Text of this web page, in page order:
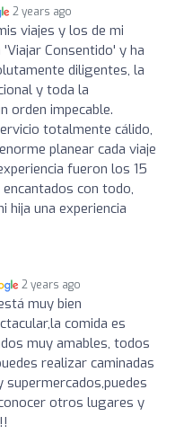
2 years ago
viajes y los de mi
Consentido' y ha
diligentes, la
y toda la
orden impecable.
totalmente cálido,
planear cada viaje
fueron los 15
con todo,
hija una experiencia
2 years ago
muy bien
comida es
muy amables, todos
realizar caminadas
otros lugares y